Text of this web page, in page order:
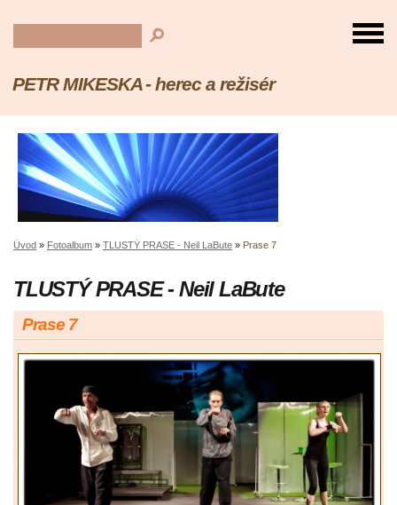
PETR MIKESKA - herec a režisér
Úvod » Fotoalbum » TLUSTÝ PRASE - Neil LaBute » Prase 7
TLUSTÝ PRASE - Neil LaBute
Prase 7